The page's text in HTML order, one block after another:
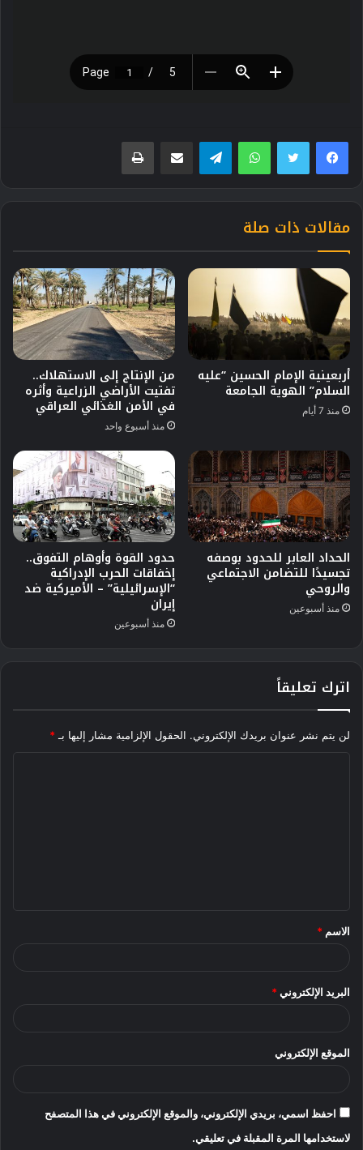
فيسبوك واتساب
مقالات ذات صلة
أربعينية الإمام الحسين “عليه
السلام” الهوية الجامعة
منذ 7 أيام
من الإنتاج إلى الاستهلاك..
تفتيت الأراضي الزراعية وأثره
في الأمن الغذائي العراقي
منذ أسبوع واحد
الحداد العابر للحدود بوصفه
تجسيدًا للتضامن الاجتماعي
والروحي
منذ أسبوعين
حدود القوة وأوهام التفوق..
إخفاقات الحرب الإدراكية
“الإسرائيلية” – الأميركية ضد
إيران
منذ أسبوعين
اترك تعليقاً
لن يتم نشر عنوان بريدك الإلكتروني. الحقول الإلزامية مشار إليها بـ *
*
الاسم *
البريد الإلكتروني *
الموقع الإلكتروني
احفظ اسمي، بريدي الإلكتروني، والموقع الإلكتروني في هذا المتصفح
لاستخدامها المرة المقبلة في تعليقي.